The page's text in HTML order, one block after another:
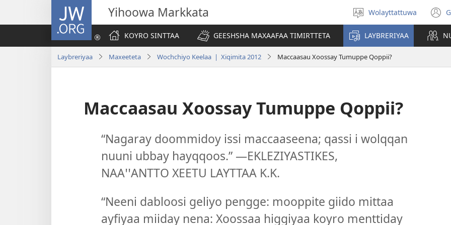
JW.ORG Yihoowa Markkata
Select
language
Wolayttattuwa
KOYRO SINTTAA
GEESHSHA MAXAAFAA TIMIRTTETA LAYBRERIYAA
Laybreriyaa Maxeeteta Wochchiyo Keelaa | Xiqimita 2012 Maccaasau Xoossay Tumuppe Qoppii?
Maccaasau Xoossay Tumuppe Qoppii?
“Nagaray doommidoy issi maccaaseena; qassi i wolqqan
nuuni ubbay hayqqoos.” —EKLEZIYASTIKES,
NAAꞌꞌANTTO XEETU LAYTTAA K.K.
“Neeni dabloosi geliyo pengge: mooppite giido mittaa
ayfiyaa miiday nena: Xoossaa higgiyaa koyro menttiday